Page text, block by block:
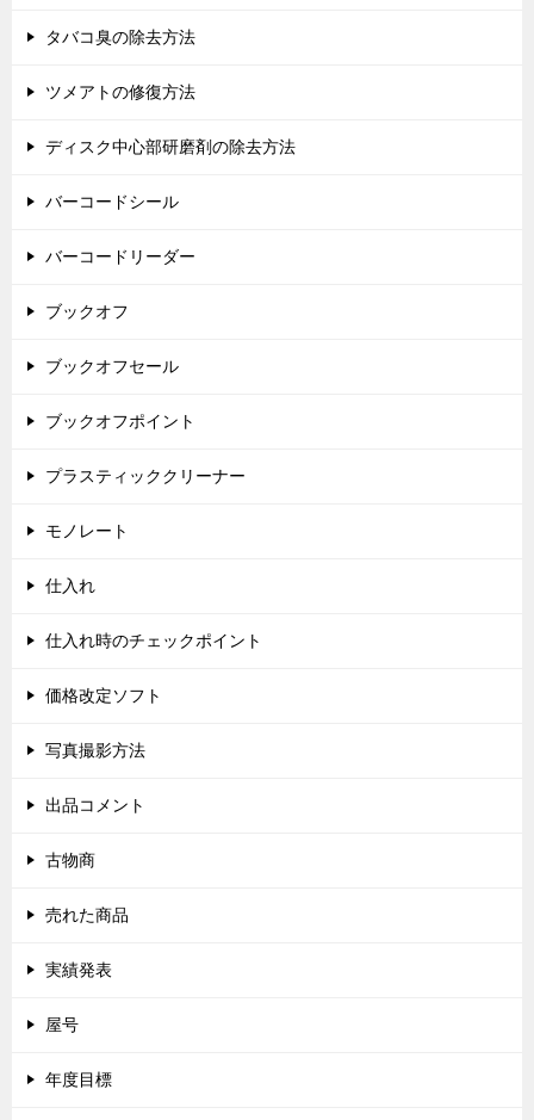
タバコ臭の除去方法
ツメアトの修復方法
ディスク中心部研磨剤の除去方法
バーコードシール
バーコードリーダー
ブックオフ
ブックオフセール
ブックオフポイント
プラスティッククリーナー
モノレート
仕入れ
仕入れ時のチェックポイント
価格改定ソフト
写真撮影方法
出品コメント
古物商
売れた商品
実績発表
屋号
年度目標